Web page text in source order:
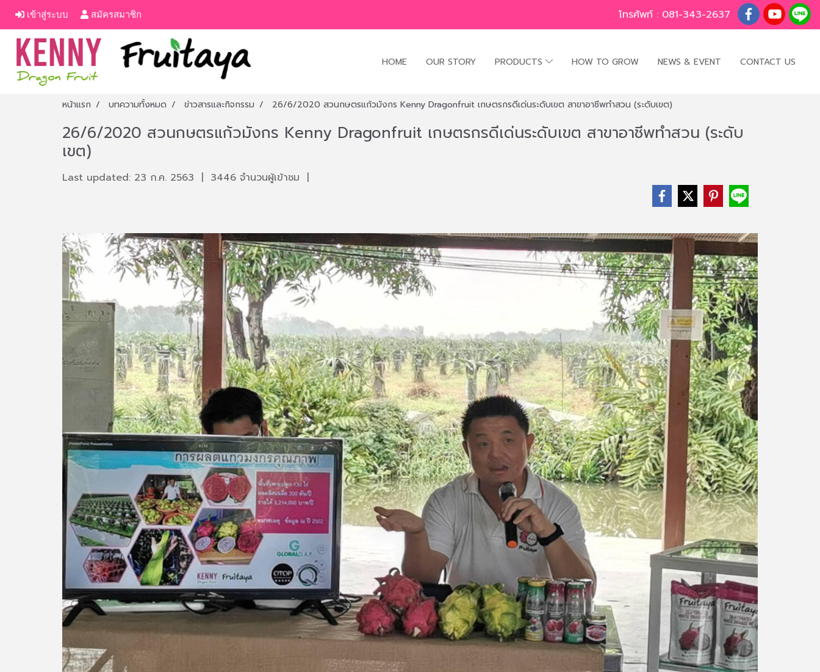
เข้าสู่ระบบ สมัครสมาชิก โทรศัพท์ : 081-343-2637
HOME OUR STORY PRODUCTS HOW TO GROW NEWS & EVENT CONTACT US
หน้าแรก บทความทั้งหมด ข่าวสารและกิจกรรม 26/6/2020 สวนกษตรแก้วมังกร Kenny Dragonfruit เกษตรกรดีเด่นระดับเขต สาขาอาชีพทำสวน (ระดับเขต)
26/6/2020 สวนกษตรแก้วมังกร Kenny Dragonfruit เกษตรกรดีเด่นระดับเขต สาขาอาชีพทำสวน (ระดับ
เขต)
Last updated: 23 ก.ค. 2563 3446 จำนวนผู้เข้าชม